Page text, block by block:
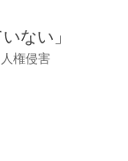
ない」
権侵害